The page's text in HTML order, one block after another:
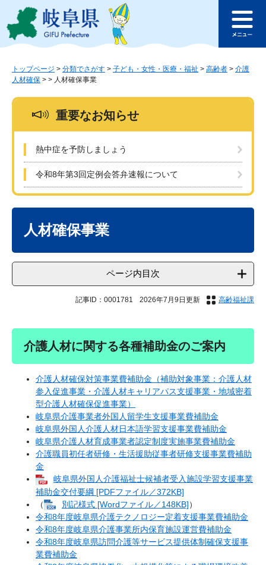
ジ
ュ
このページの本文へ
ュ
トップページ > 分類でさがす > 子ども・女性・医療・福祉 > 高齢者 > 介護
人材確保 > > 人材確保事業
重要なお知らせ
熱中症を予防しましょう
令和8年第3回定例会答弁速報について
人材確保事業
ページ内目次
記事ID：0001781 2026年7月9日更新 高齢福祉課
介護人材に関する各種補助金のご案内
介護人材確保対策事業費補助金（補助対象事業：介護人材
参入促進事業・介護人材キャリアパス支援事業・地域密着
型介護人材確保促進事業）
岐阜県介護事業者外国人留学生支援事業費補助金
岐阜県外国人介護人材日本語学習支援事業費補助金
岐阜県介護人材育成事業者認定制度実施事業費補助金
介護職員初任者研修・生活援助従事者研修支援事業費補助
金
岐阜県外国人介護福祉士候補者受入施設学習支援事業
補助金交付要綱 [PDFファイル／372KB]
（
別記様式 [Wordファイル／148KB]）
令和8年度岐阜県介護テクノロジー定着支援事業費補助金
令和8年度岐阜県介護事業所内保育施設運営費補助金
令和8年度岐阜県訪問介護等サービス提供体制確保支援事
業費補助金